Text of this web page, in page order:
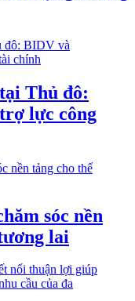
Thủ đô:
lực công
sóc nền
lai